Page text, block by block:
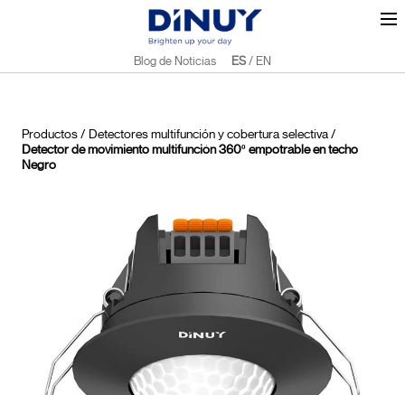
Blog de Noticias ES/ EN
Productos/ Detectores multifunción y cobertura selectiva/
Detector de movimiento multifunción 360º empotrable en techo
Negro